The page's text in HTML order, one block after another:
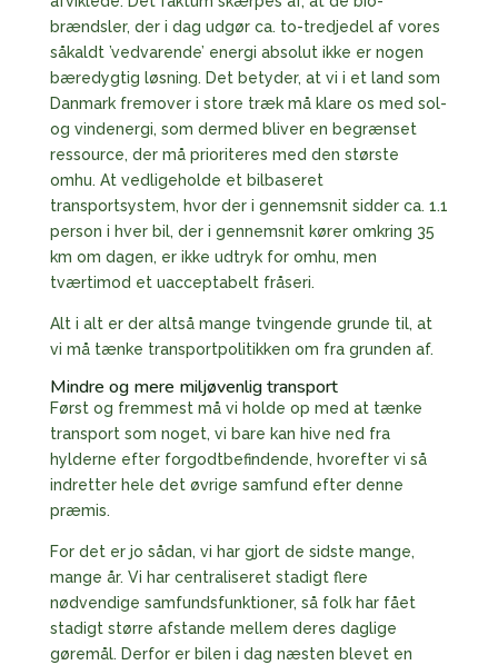
brændsler, der i dag udgør ca. to-tredjedel af vores
såkaldt ’vedvarende’ energi absolut ikke er nogen
bæredygtig løsning. Det betyder, at vi i et land som
Danmark fremover i store træk må klare os med sol-
og vindenergi, som dermed bliver en begrænset
ressource, der må prioriteres med den største
omhu. At vedligeholde et bilbaseret
transportsystem, hvor der i gennemsnit sidder ca. 1.1
person i hver bil, der i gennemsnit kører omkring 35
km om dagen, er ikke udtryk for omhu, men
tværtimod et uacceptabelt fråseri.
Alt i alt er der altså mange tvingende grunde til, at
vi må tænke transportpolitikken om fra grunden af.
Mindre og mere miljøvenlig transport
Først og fremmest må vi holde op med at tænke
transport som noget, vi bare kan hive ned fra
hylderne efter forgodtbefindende, hvorefter vi så
indretter hele det øvrige samfund efter denne
præmis.
For det er jo sådan, vi har gjort de sidste mange,
mange år. Vi har centraliseret stadigt flere
nødvendige samfundsfunktioner, så folk har fået
stadigt større afstande mellem deres daglige
gøremål. Derfor er bilen i dag næsten blevet en